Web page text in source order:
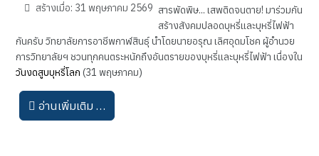
สร้างเมื่อ: 31 พฤษภาคม 2569 สารพัดพิษ... เสพติดจนตาย! มาร่วมกัน
สร้างสังคมปลอดบุหรี่และบุหรี่ไฟฟ้า
กันครับ วิทยาลัยการอาชีพกาฬสินธุ์ นำโดยนายอรุณ เลิศอุดมโชค ผู้อำนวย
การวิทยาลัยฯ ชวนทุกคนตระหนักถึงอันตรายของบุหรี่และบุหรี่ไฟฟ้า เนื่องใน
วันงดสูบบุหรี่โลก (31 พฤษภาคม)
อ่านเพิ่มเติม …